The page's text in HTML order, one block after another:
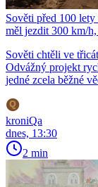
Sověti před 100
měl jezdit 300 km/
Sověti chtěli ve
Odvážný projekt
jedné zcela běžné
kroniQa
dnes, 13:30
2 min